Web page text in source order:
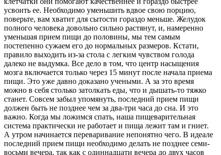
усвоить ее. Необходимо уменьшить вдвое свою порцию,
поверьте, вам хватит для сытости гораздо меньше. Желудок
полного человека довольно сильно растянут, и, намеренно
уменьшая прием пищи до половины, мы тем самым
постепенно сужаем его до нормальных размеров. Кстати,
правило выходить из-за стола с легким чувством голода
далеко не выдумка. Все дело в том, что центр насыщения
мозга включается только через 15 минут после начала приема
пищи. Это уже давно доказано учеными. А за это время
можно в себя столько затолкать еды, что и дышать-то тяжко
станет. Совсем забыл упомянуть, последний прием пищи
должен быть не позднее чем за два-три часа до сна. И это
важно. Когда мы ложимся спать, наша пищеварительная
система практически не работает и пища лежит там и гниет.
А утром начинается переваривание непонятно чего. В идеале
последний прием пищи необходимо делать не позднее семи-
восьми вечера, так как с одиннадцати вечера до двух часов